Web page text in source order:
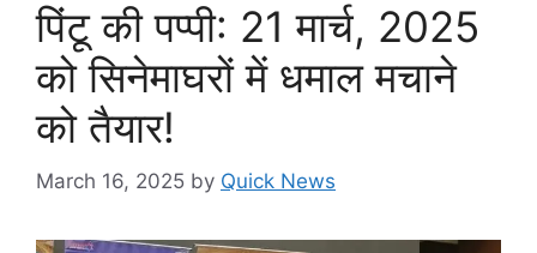
पिंटू की पप्पी: 21 मार्च, 2025
को सिनेमाघरों में धमाल मचाने
को तैयार!
March 16, 2025 by Quick News